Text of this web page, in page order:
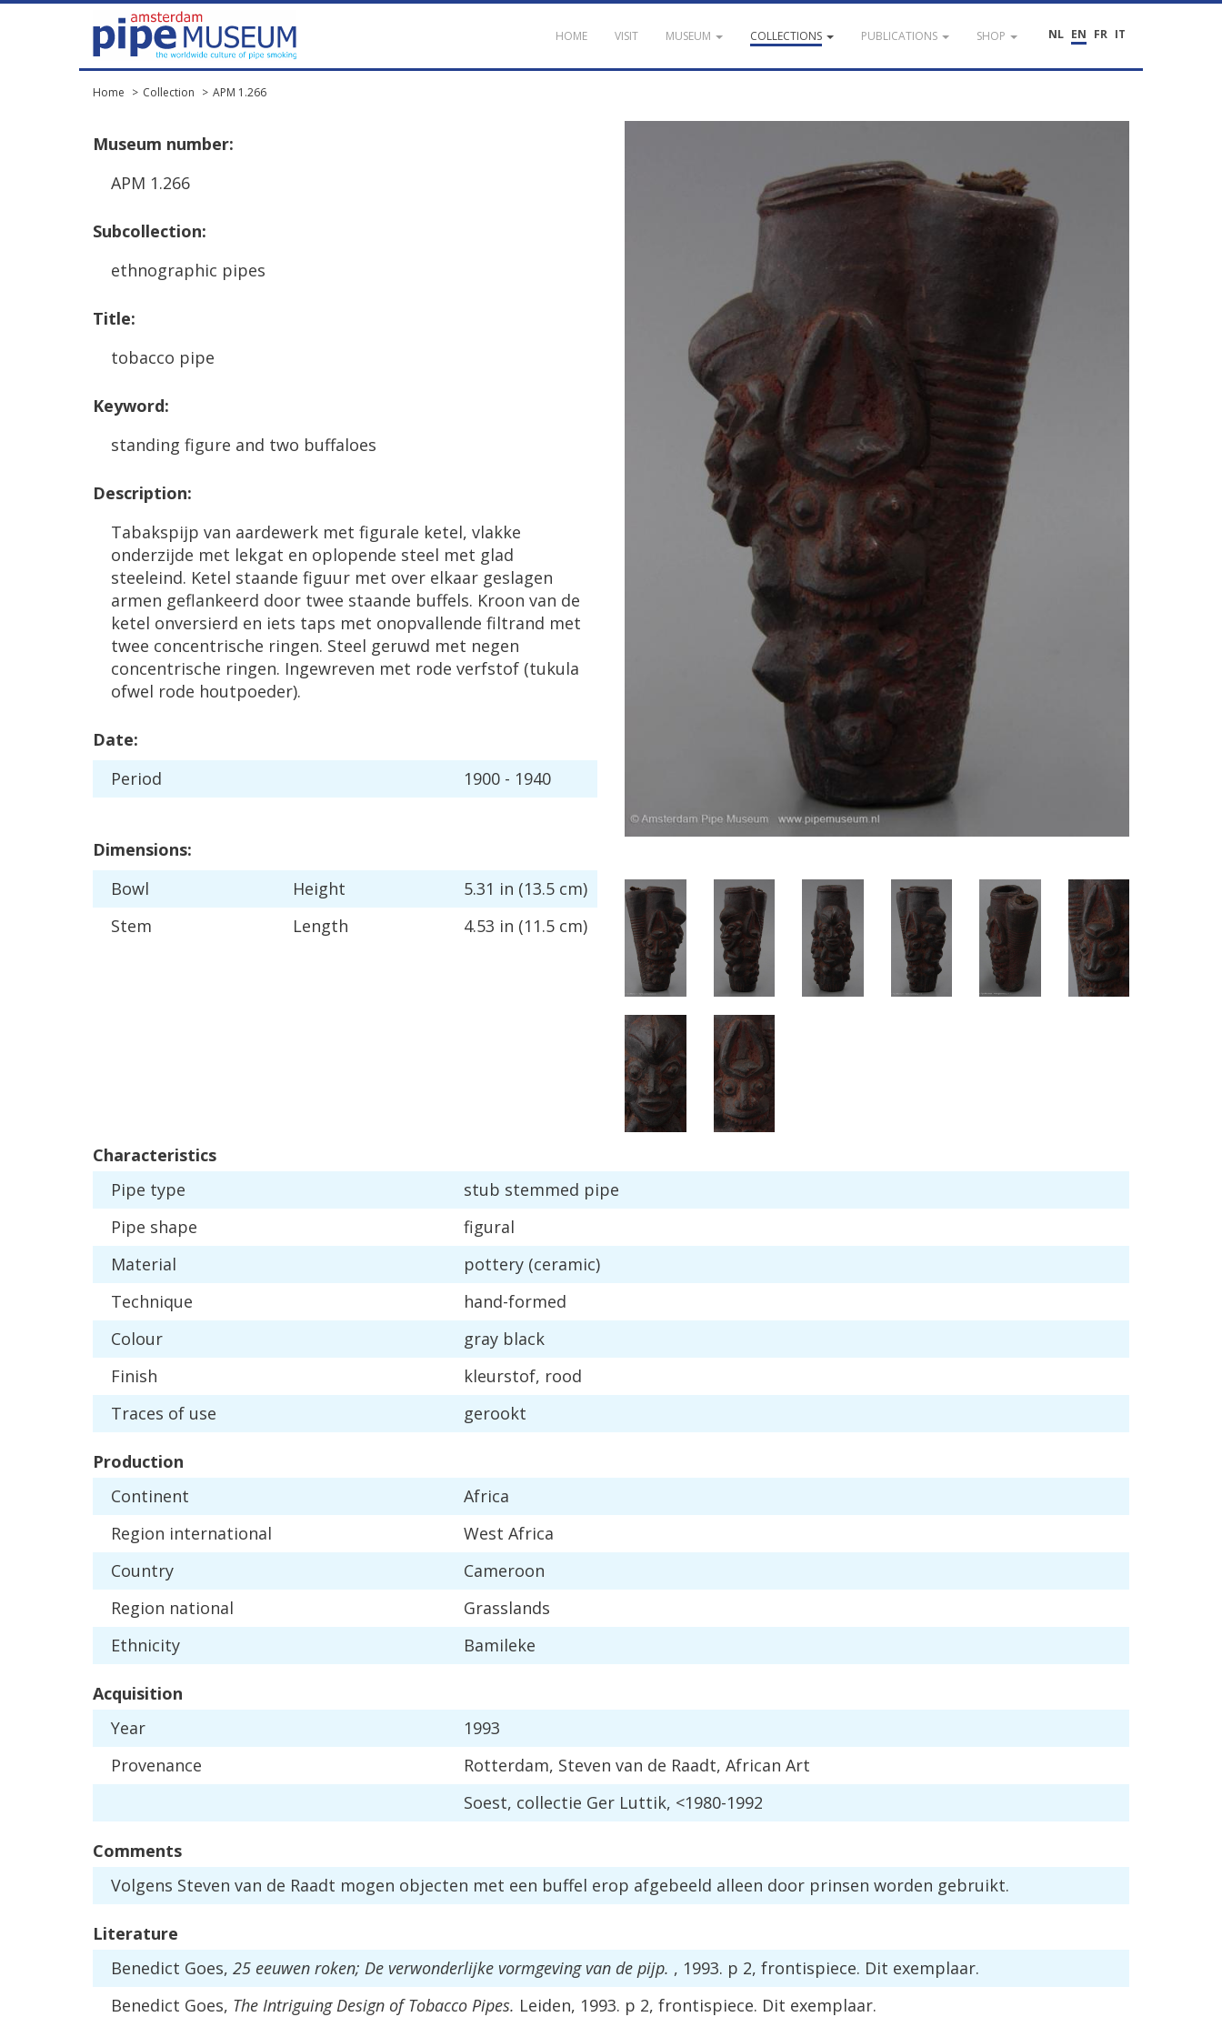
NL EN FR IT
HOME VISIT MUSEUM COLLECTIONS PUBLICATIONS SHOP
Home Collection APM 1.266
Museum number:
APM 1.266
Subcollection:
ethnographic pipes
Title:
tobacco pipe
Keyword:
standing figure and two buffaloes
Description:
Tabakspijp van aardewerk met figurale ketel, vlakke
onderzijde met lekgat en oplopende steel met glad
steeleind. Ketel staande figuur met over elkaar geslagen
armen geflankeerd door twee staande buffels. Kroon van de
ketel onversierd en iets taps met onopvallende filtrand met
twee concentrische ringen. Steel geruwd met negen
concentrische ringen. Ingewreven met rode verfstof (tukula
ofwel rode houtpoeder).
Date:
Period
1900 - 1940
Dimensions:
Bowl
Height 5.31 in (13.5 cm)
Stem
Length 4.53 in (11.5 cm)
Characteristics
Pipe type stub stemmed pipe
Pipe shape
figural
Material
pottery (ceramic)
Technique
hand-formed
Colour
gray black
Finish
kleurstof, rood
Traces of use gerookt
Production
Continent
Africa
Region international West Africa
Country
Cameroon
Region national
Grasslands
Ethnicity
Bamileke
Acquisition
Year
1993
Provenance
Rotterdam, Steven van de Raadt, African Art
Soest, collectie Ger Luttik, <1980-1992
Comments
Volgens Steven van de Raadt mogen objecten met een buffel erop afgebeeld alleen door prinsen worden gebruikt.
Literature
Benedict Goes, 25 eeuwen roken; De verwonderlijke vormgeving van de pijp. , 1993. p 2, frontispiece. Dit exemplaar.
Benedict Goes, The Intriguing Design of Tobacco Pipes. Leiden, 1993. p 2, frontispiece. Dit exemplaar.